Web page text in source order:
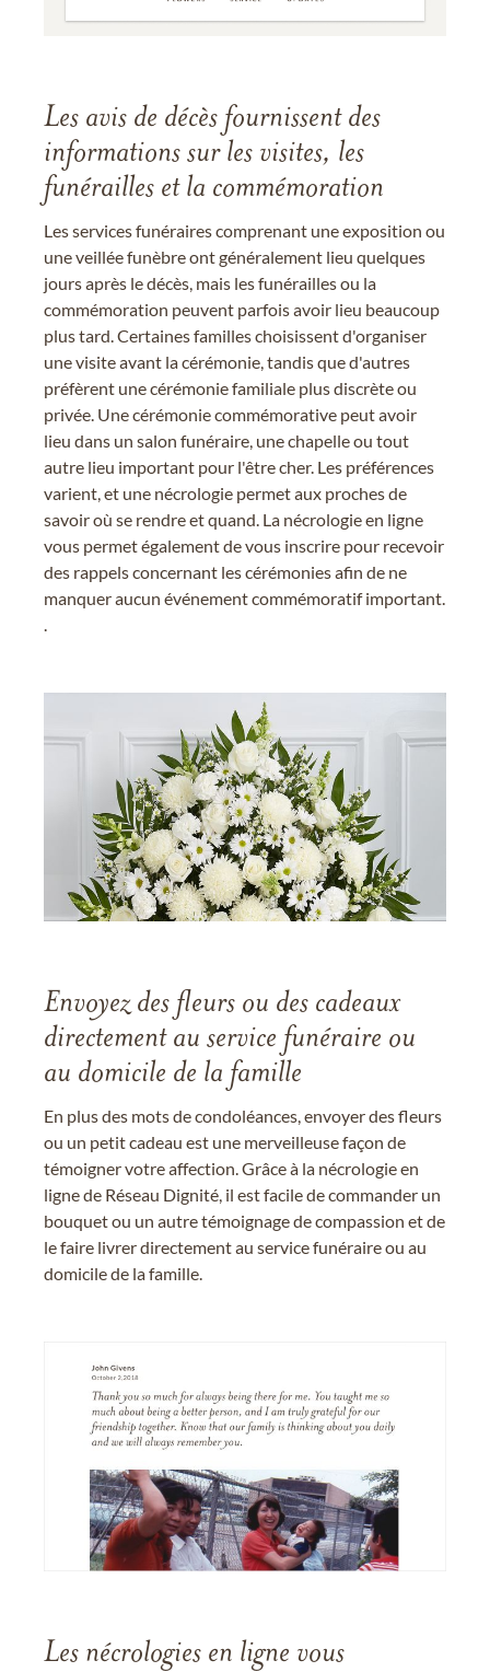
Les avis de décès fournissent des
informations sur les visites, les
funérailles et la commémoration
Les services funéraires comprenant une exposition ou
une veillée funèbre ont généralement lieu quelques
jours après le décès, mais les funérailles ou la
commémoration peuvent parfois avoir lieu beaucoup
plus tard. Certaines familles choisissent d'organiser
une visite avant la cérémonie, tandis que d'autres
préfèrent une cérémonie familiale plus discrète ou
privée. Une cérémonie commémorative peut avoir
lieu dans un salon funéraire, une chapelle ou tout
autre lieu important pour l'être cher. Les préférences
varient, et une nécrologie permet aux proches de
savoir où se rendre et quand. La nécrologie en ligne
vous permet également de vous inscrire pour recevoir
des rappels concernant les cérémonies afin de ne
manquer aucun événement commémoratif important.
Envoyez des fleurs ou des cadeaux
directement au service funéraire ou
au domicile de la famille
En plus des mots de condoléances, envoyer des fleurs
ou un petit cadeau est une merveilleuse façon de
témoigner votre affection. Grâce à la nécrologie en
ligne de Réseau Dignité, il est facile de commander un
bouquet ou un autre témoignage de compassion et de
le faire livrer directement au service funéraire ou au
domicile de la famille.
Les nécrologies en ligne vous